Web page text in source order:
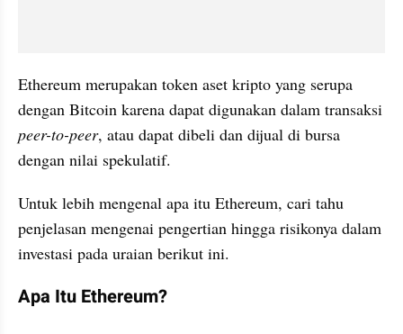
Ethereum merupakan token aset kripto yang serupa
peer-to-peer, atau dapat dibeli dan dijual di bursa
dengan nilai spekulatif.
Untuk lebih mengenal apa itu Ethereum, cari tahu
penjelasan mengenai pengertian hingga risikonya dalam
investasi pada uraian berikut ini.
Apa Itu Ethereum?